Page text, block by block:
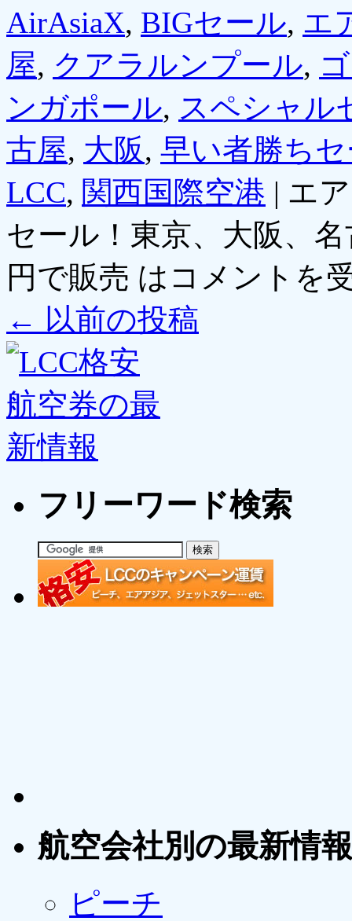
AirAsiaX, BIGセール, エ
屋, クアラルンプール,
ンガポール, スペシャル
古屋, 大阪, 早い者勝ち
LCC, 関西国際空港 | エ
セール！東京、大阪、
円で販売 は コメントを
← 以前の投稿
フリーワード検索
航空会社別の最新情報
ピーチ